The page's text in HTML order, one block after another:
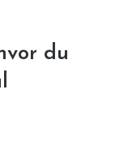
du